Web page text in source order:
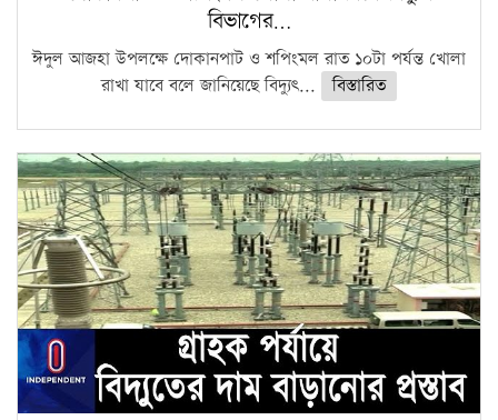
বিভাগের…
ঈদুল আজহা উপলক্ষে দোকানপাট ও শপিংমল রাত ১০টা পর্যন্ত খোলা
রাখা যাবে বলে জানিয়েছে বিদ্যুৎ...
বিস্তারিত